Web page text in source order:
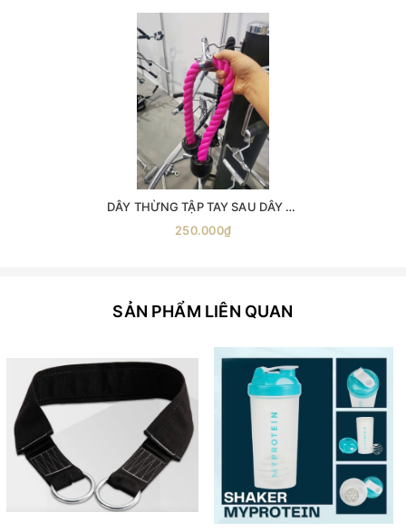
DÂY THỪNG TẬP TAY SAU DÂY KÉO CÁP ( phụ kiện số 4 ) -dây thừng kéo xô -dây thừng tập xô -dây thừng tập tay- sau phụ kiện kéo xô dây đôi tập tay sau dây đôi tập xô tay
250.000₫
SẢN PHẨM LIÊN QUAN